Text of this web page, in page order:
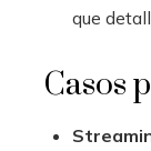
que
Casos